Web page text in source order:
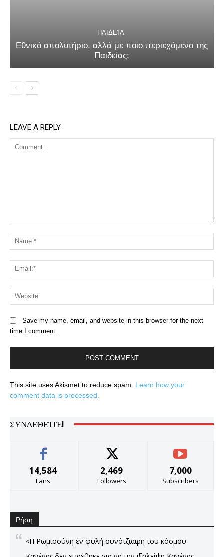
ΠΑΙΔΕΊΑ
Εθνικό απολυτήριο, αλλά με ποιο περιεχόμενο της
Παιδείας;
LEAVE A REPLY
Save my name, email, and website in this browser for the next
time I comment.
This site uses Akismet to reduce spam. Learn how your
comment data is processed.
ΣΥΝΔΕΘΕΊΤΕ!
14,584
Fans
2,469
Followers
7,000
Subscribers
Ρήση
«Η Ρωμιοσύνη έν φυλή συνότζιαιρη του κόσμου